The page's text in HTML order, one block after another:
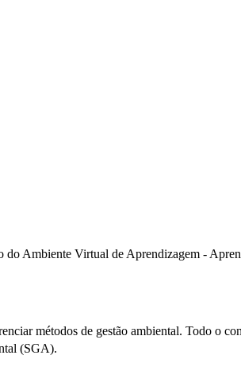
do Ambiente Virtual de Aprendizagem -
métodos de gestão ambiental. Todo o
(SGA).